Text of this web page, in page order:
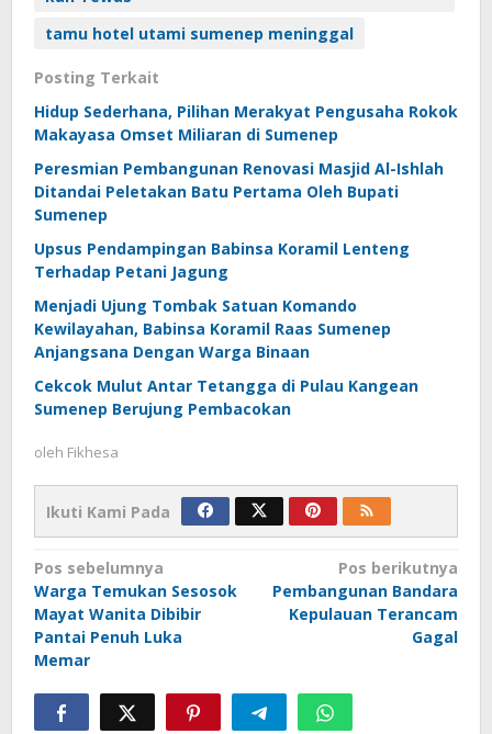
tamu hotel utami sumenep meninggal
Posting Terkait
Hidup Sederhana, Pilihan Merakyat Pengusaha Rokok
Makayasa Omset Miliaran di Sumenep
Peresmian Pembangunan Renovasi Masjid Al-Ishlah
Ditandai Peletakan Batu Pertama Oleh Bupati
Sumenep
Upsus Pendampingan Babinsa Koramil Lenteng
Terhadap Petani Jagung
Menjadi Ujung Tombak Satuan Komando
Kewilayahan, Babinsa Koramil Raas Sumenep
Anjangsana Dengan Warga Binaan
Cekcok Mulut Antar Tetangga di Pulau Kangean
Sumenep Berujung Pembacokan
oleh Fikhesa
Ikuti Kami Pada
Navigasi
pos
Pos sebelumnya
Warga Temukan Sesosok
Mayat Wanita Dibibir
Pantai Penuh Luka
Memar
Pos berikutnya
Pembangunan Bandara
Kepulauan Terancam
Gagal